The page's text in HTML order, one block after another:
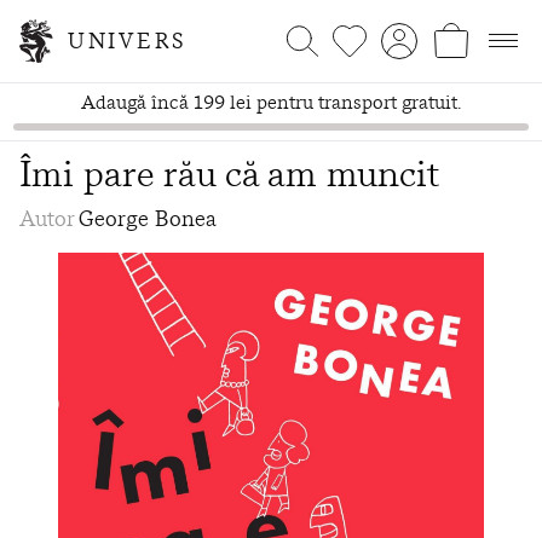
UNIVERS
Adaugă încă 199 lei pentru transport gratuit.
Îmi pare rău că am muncit
AutorGeorge Bonea